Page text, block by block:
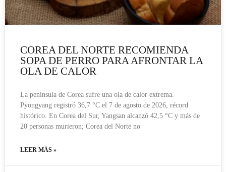
COREA DEL NORTE RECOMIENDA
SOPA DE PERRO PARA AFRONTAR LA
OLA DE CALOR
La península de Corea sufre una ola de calor extrema.
Pyongyang registró 36,7 °C el 7 de agosto de 2026, récord
histórico. En Corea del Sur, Yangsan alcanzó 42,5 °C y más de
20 personas murieron; Corea del Norte no
LEER MÁS »